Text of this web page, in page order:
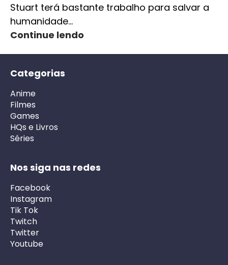
Stuart terá bastante trabalho para salvar a
humanidade…
Continue lendo
Categorias
Anime
Filmes
Games
HQs e Livros
Séries
Nos siga nas redes
Facebook
Instagram
Tik Tok
Twitch
Twitter
Youtube